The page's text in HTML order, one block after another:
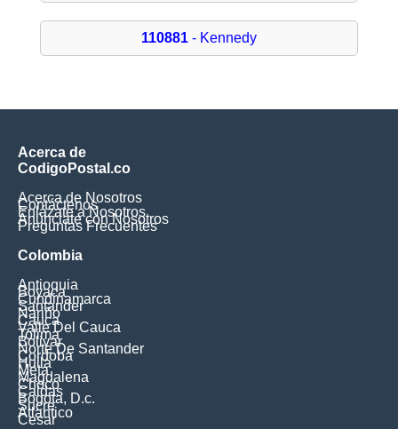
110881- Kennedy
Acerca de
CodigoPostal.co
Acerca de Nosotros
Contáctenos
Enlázate a Nosotros
Anúnciate con Nosotros
Preguntas Frecuentes
Colombia
Antioquia
Boyaca
Cundinamarca
Santander
Nariño
Cauca
Valle Del Cauca
Tolima
Bolivar
Norte De Santander
Cordoba
Huila
Meta
Magdalena
Choco
Caldas
Bogota, D.c.
Sucre
Atlantico
Cesar